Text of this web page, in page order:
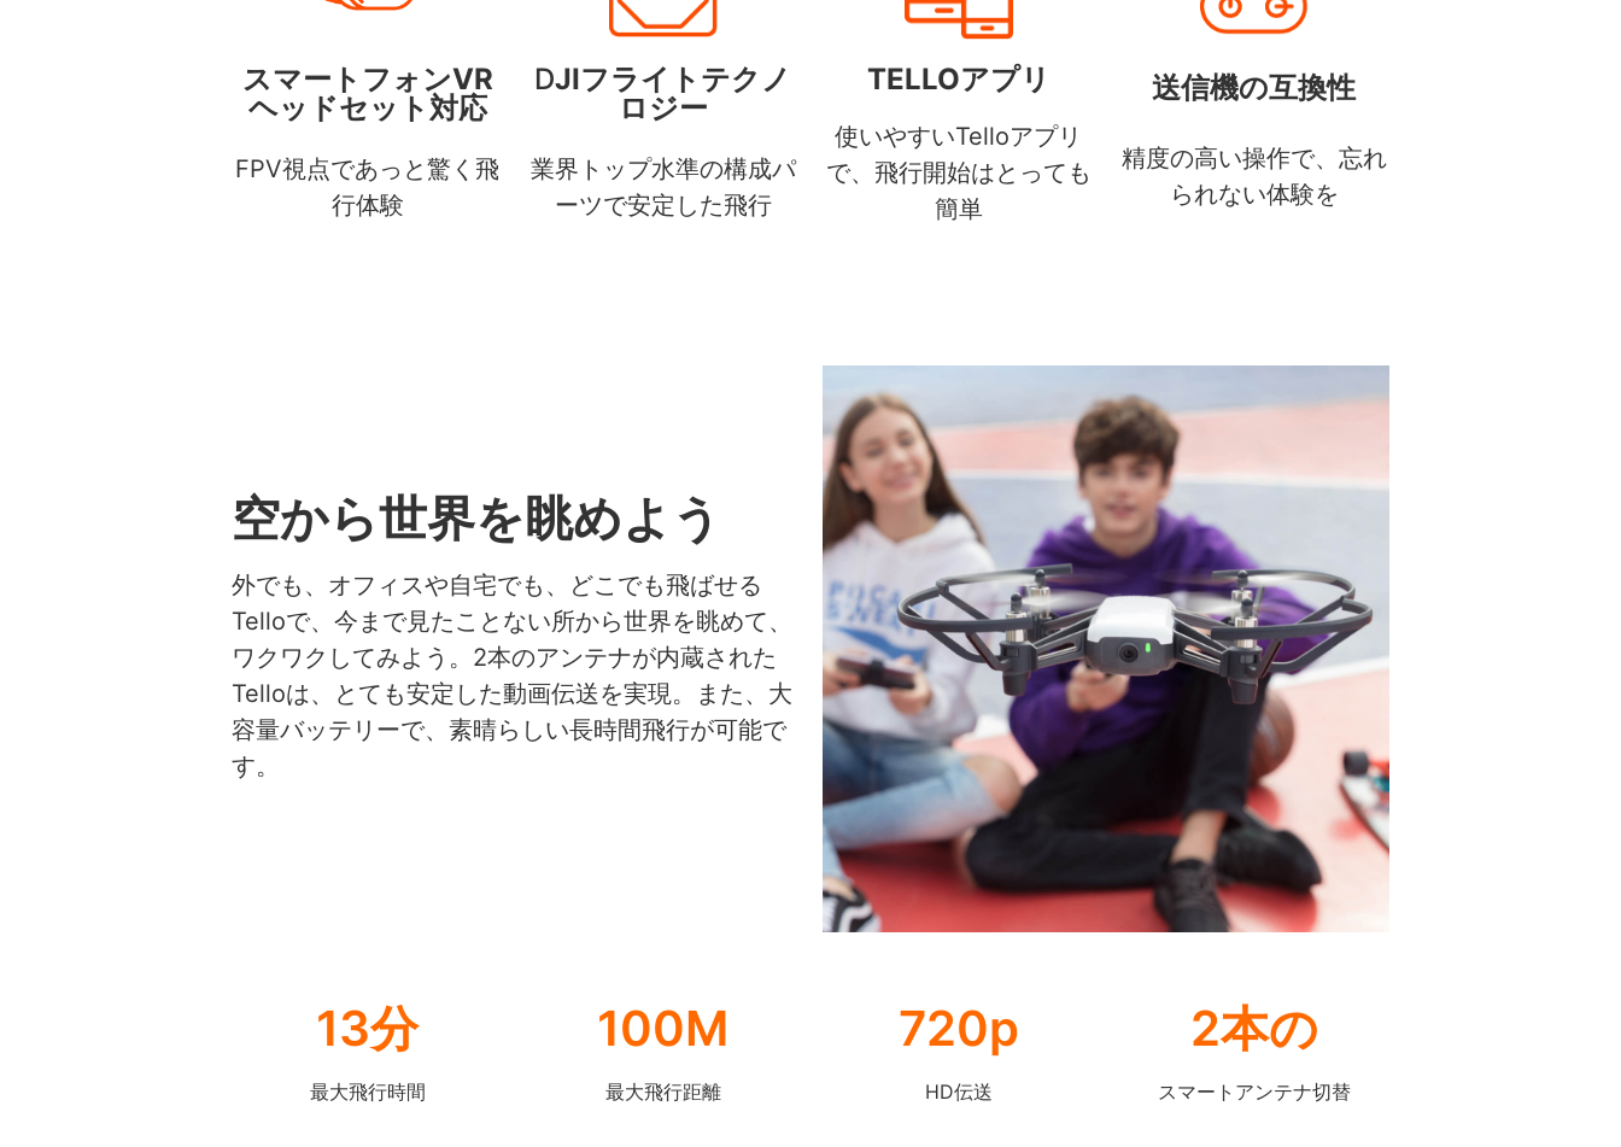
スマートフォンVR
ヘッドセット対応
FPV視点であっと驚く飛
行体験
DJIフライトテクノ
ロジー
業界トップ水準の構成パ
ーツで安定した飛行
TELLOアプリ
使いやすいTelloアプリ
で、飛行開始はとっても
簡単
送信機の互換性
精度の高い操作で、忘れ
られない体験を
空から世界を眺めよう
外でも、オフィスや自宅でも、どこでも飛ばせる
Telloで、今まで見たことない所から世界を眺めて、
ワクワクしてみよう。2本のアンテナが内蔵された
Telloは、とても安定した動画伝送を実現。また、大
容量バッテリーで、素晴らしい長時間飛行が可能で
す。
13分
最大飛行時間
100M
最大飛行距離
720p
HD伝送
2本の
スマートアンテナ切替